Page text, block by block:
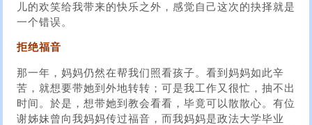
儿的欢笑给我带来的快乐之外，感觉自己这次的抉择就是
一个错误。
拒绝福音
那一年，妈妈仍然在帮我们照看孩子。看到妈妈如此辛
苦，就想要带她到外地转转；可是我工作又很忙，抽不出
时间。於是，想带她到教会看看，毕竟可以散散心。有位
谢姊妹曾向我妈妈传过福音，而我妈妈是政法大学毕业